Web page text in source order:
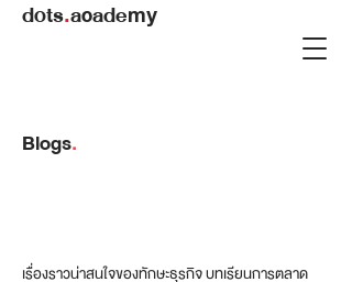
dots.academy
Blogs.
เรื่องราวน่าสนใจของทักษะธุรกิจ บทเรียนการตลาด